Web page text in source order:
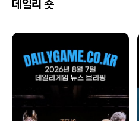
데일리 숏